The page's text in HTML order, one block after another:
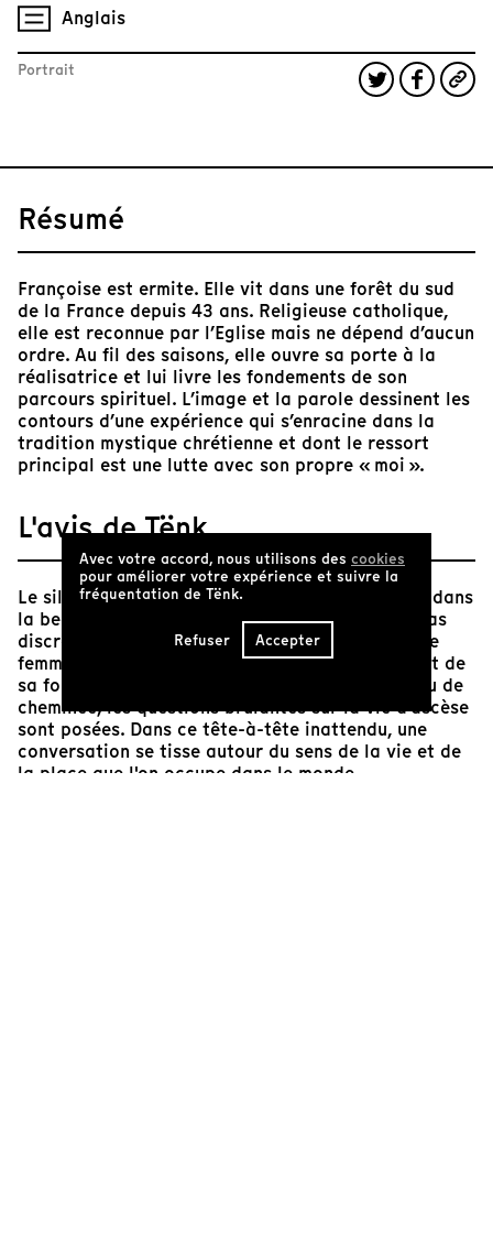
Anglais
Portrait
Résumé
Françoise est ermite. Elle vit dans une forêt du sud
de la France depuis 43 ans. Religieuse catholique,
elle est reconnue par l’Eglise mais ne dépend d’aucun
ordre. Au fil des saisons, elle ouvre sa porte à la
réalisatrice et lui livre les fondements de son
parcours spirituel. L’image et la parole dessinent les
contours d’une expérience qui s’enracine dans la
tradition mystique chrétienne et dont le ressort
principal est une lutte avec son propre « moi ».
L'avis de Tënk
Le silence de la solitude et de la prière résonne dans
la beauté des images, intenses et délicates. À pas
discrets, nous pénétrons dans la maison de cette
femme retirée du monde, au cœur de la nature et de
sa foi. Et dans la lumière chaude et intime du feu de
cheminée, les questions brûlantes sur la vie d'ascèse
sont posées. Dans ce tête-à-tête inattendu, une
conversation se tisse autour du sens de la vie et de
la place que l'on occupe dans le monde.
Avec votre accord, nous utilisons des cookies
pour améliorer votre expérience et suivre la
fréquentation de Tënk.
Refuser Accepter